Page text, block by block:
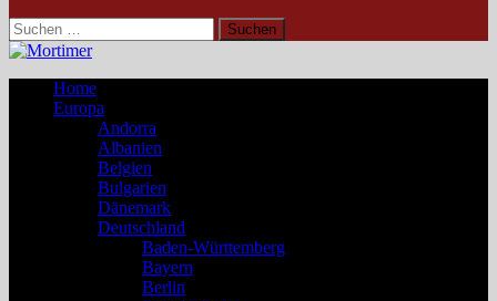
Suchen
nach:
Home
Europa
Andorra
Albanien
Belgien
Bulgarien
Dänemark
Deutschland
Baden-Württemberg
Bayern
Berlin